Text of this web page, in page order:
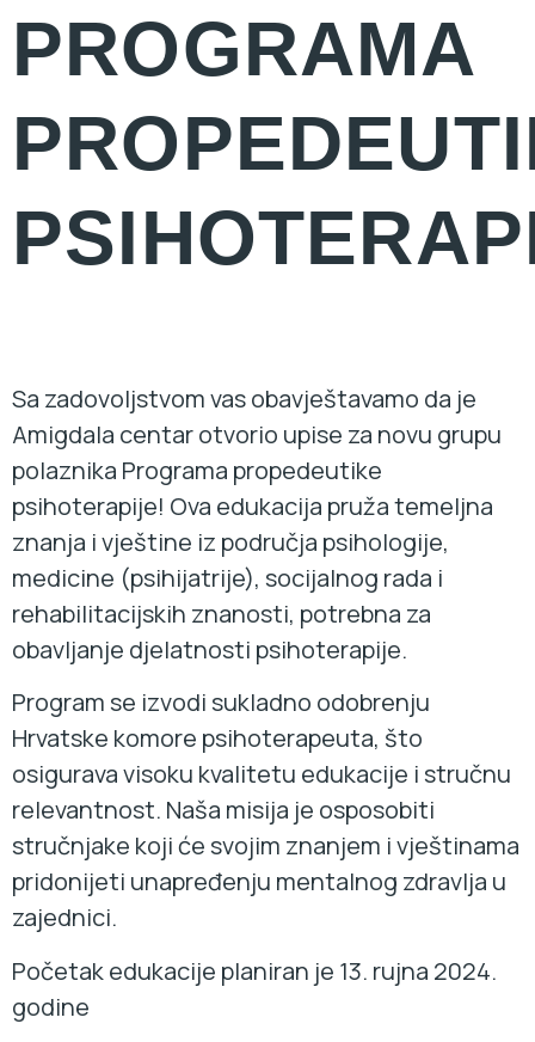
PROGRAMA
Sa zadovoljstvom vas obavještavamo da je
Amigdala centar otvorio upise za novu grupu
polaznika Programa propedeutike
psihoterapije! Ova edukacija pruža temeljna
znanja i vještine iz područja psihologije,
medicine (psihijatrije), socijalnog rada i
rehabilitacijskih znanosti, potrebna za
obavljanje djelatnosti psihoterapije.
Program se izvodi sukladno odobrenju
Hrvatske komore psihoterapeuta, što
osigurava visoku kvalitetu edukacije i stručnu
relevantnost. Naša misija je osposobiti
stručnjake koji će svojim znanjem i vještinama
pridonijeti unapređenju mentalnog zdravlja u
zajednici.
Početak edukacije planiran je 13. rujna 2024.
godine